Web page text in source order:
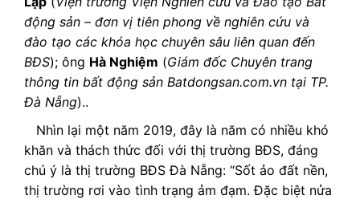
động sản – đơn vị tiên phong về nghiên cứu và
đào tạo các khóa học chuyên sâu liên quan đến
BĐS); ông Hà Nghiệm (Giám đốc Chuyên trang
thông tin bất động sản Batdongsan.com.vn tại TP.
Đà Nẵng)..
Nhìn lại một năm 2019, đây là năm có nhiều khó
khăn và thách thức đối với thị trường BĐS, đáng
chú ý là thị trường BĐS Đà Nẵng: “Sốt ảo đất nền,
thị trường rơi vào tình trạng ảm đạm. Đặc biệt nửa